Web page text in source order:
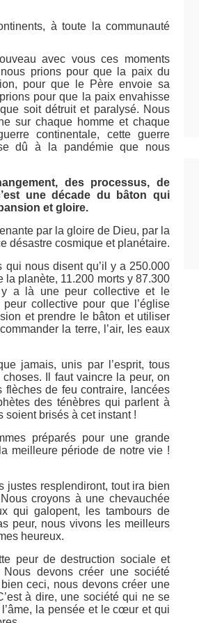
à toute la communauté
avec vous ces moments
prions pour que la paix du
pour que le Père envoie sa
pour que la paix envahisse
soit détruit et paralysé. Nous
sur chaque homme et chaque
continentale, cette guerre
dû à la pandémie que nous
des processus, de
une décade du bâton qui
et gloire.
par la gloire de Dieu, par la
désastre cosmique et planétaire.
nous disent qu’il y a 250.000
planète, 11.200 morts y 87.300
a là une peur collective et le
collective pour que l’église
et prendre le bâton et utiliser
la terre, l’air, les eaux
jamais, unis par l’esprit, tous
Il faut vaincre la peur, on
de feu contraire, lancées
des ténèbres qui parlent à
soient brisés à cet instant !
préparés pour une grande
meilleure période de notre vie !
justes resplendiront, tout ira bien
croyons à une chevauchée
qui galopent, les tambours de
peur, nous vivons les meilleurs
heureux.
peur de destruction sociale et
devons créer une société
ceci, nous devons créer une
à dire, une société qui ne se
la pensée et le cœur et qui